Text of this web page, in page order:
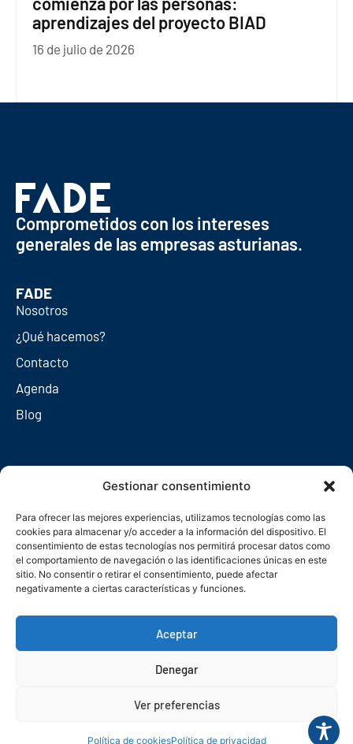
Gestionar consentimiento
Para ofrecer las mejores experiencias, utilizamos tecnologías como las
cookies para almacenar y/o acceder a la información del dispositivo. El
consentimiento de estas tecnologías nos permitirá procesar datos como
el comportamiento de navegación o las identificaciones únicas en este
sitio. No consentir o retirar el consentimiento, puede afectar
negativamente a ciertas características y funciones.
Aceptar
Denegar
Ver preferencias
Política de cookiesPolítica de privacidad
aprendizajes del proyecto BIAD
16 de julio de 2026
Comprometidos con los intereses
generales de las empresas asturianas.
FADE
Nosotros
¿Qué hacemos?
Contacto
Agenda
Blog
Redes sociales
Política de privacidadPolítica de cookies